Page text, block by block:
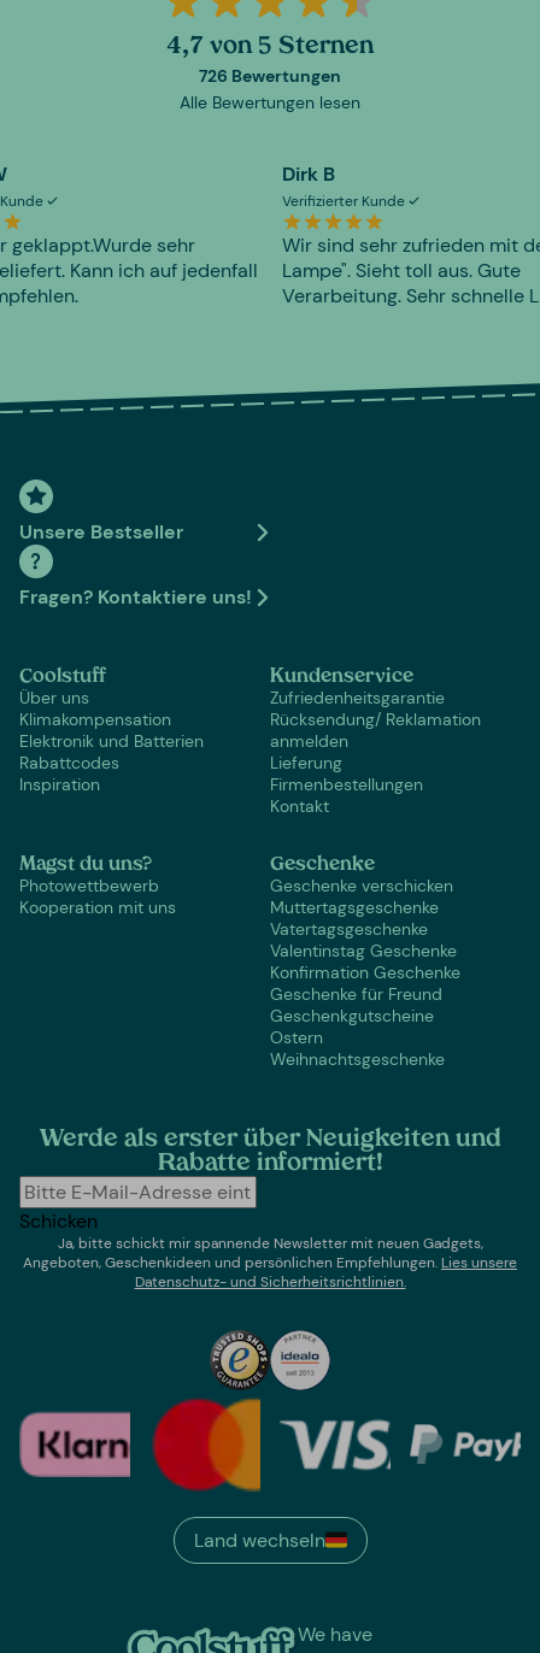
4,7 von 5 Sternen
726 Bewertungen
Alle Bewertungen lesen
geklappt.Wurde sehr
Kann ich auf jedenfall
Dirk B
Verifizierter Kunde
Wir sind sehr zufrieden mit
Lampe". Sieht toll aus. Gute
Verarbeitung. Sehr schnelle
Unsere Bestseller
Fragen? Kontaktiere uns!
Coolstuff
Über uns
Klimakompensation
Elektronik und Batterien
Rabattcodes
Inspiration
Kundenservice
Zufriedenheitsgarantie
Rücksendung/ Reklamation
anmelden
Lieferung
Firmenbestellungen
Kontakt
Magst du uns?
Photowettbewerb
Kooperation mit uns
Geschenke
Geschenke verschicken
Muttertagsgeschenke
Vatertagsgeschenke
Valentinstag Geschenke
Konfirmation Geschenke
Geschenke für Freund
Geschenkgutscheine
Ostern
Weihnachtsgeschenke
Werde als erster über Neuigkeiten und
Rabatte informiert!
Schicken
Ja, bitte schickt mir spannende Newsletter mit neuen Gadgets,
Angeboten, Geschenkideen und persönlichen Empfehlungen. Lies unsere
Datenschutz- und Sicherheitsrichtlinien.
We have
Land wechseln